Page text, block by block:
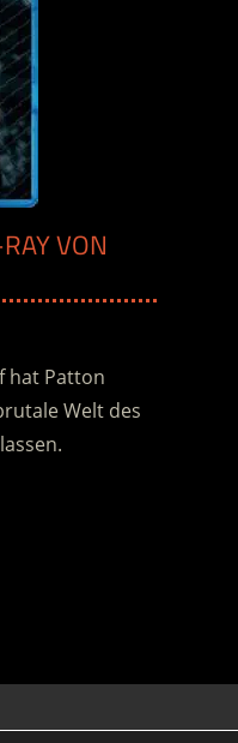
VON
hat Patton
Welt des